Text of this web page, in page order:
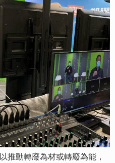
推動轉廢為材或轉廢為能，